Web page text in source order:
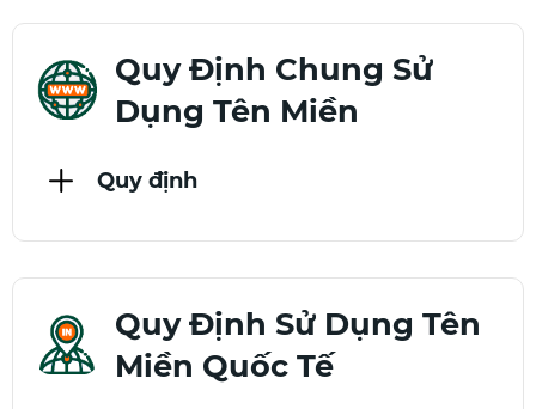
Quy Định Chung Sử
Dụng Tên Miền
Quy định
Quy Định Sử Dụng Tên
Miền Quốc Tế